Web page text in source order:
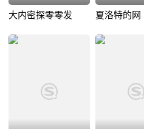
大内密探零零发 夏洛特的网